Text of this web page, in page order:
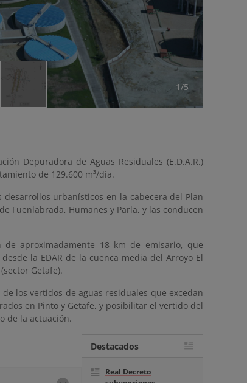
1/5
Depuradora de Aguas Residuales (E.D.A.R.)
de 129.600 m³/día.
urbanísticos en la cabecera del Plan
Fuenlabrada, Humanes y Parla, y las conducen
aproximadamente 18 km de emisario, que
la EDAR de la cuenca media del Arroyo El
Getafe).
los vertidos de aguas residuales que excedan
en Pinto y Getafe, y posibilitar el vertido del
de la actuación.
Destacados
Real Decreto